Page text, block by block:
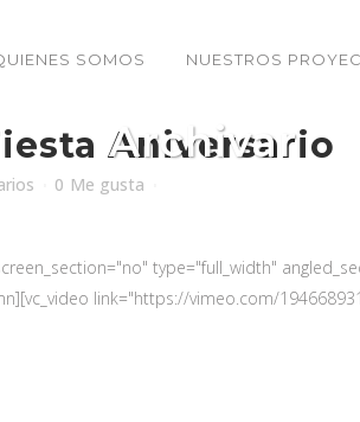
SOMOS NUESTROS
Archivar
Aniversario
0 Me gusta
type="full_width"
link="https://vimeo.com/